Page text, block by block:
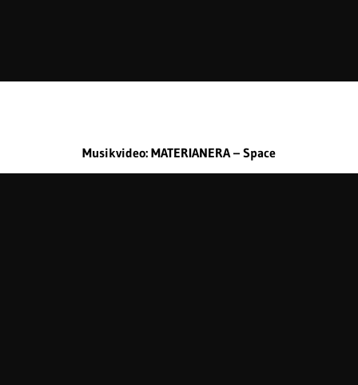
Musikvideo: MATERIANERA – Space